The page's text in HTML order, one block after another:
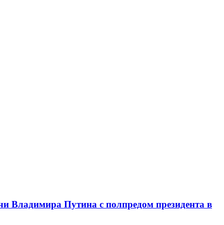
Владимира Путина с полпредом президента в